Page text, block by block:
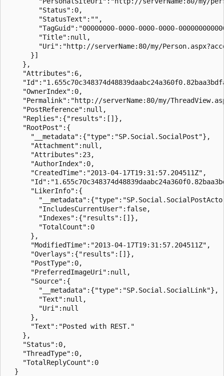
        "Status":0,
        "StatusText":"",
"TagGuid":"00000000-0000-0000-0000-
        "Title":null,
"Uri":"http://serverName:80/my/
      }]
    },
    "Attributes":6,
    "OwnerIndex":0,
"Permalink":"http://serverName:80/my/
    "PostReference":null,
    "Replies":{"results":[]},
    "RootPost":{
      "__metadata":{"type":"SP.Social.SocialPost"},
      "Attachment":null,
      "Attributes":23,
      "AuthorIndex":0,
      "CreatedTime":"2013-04-17T19:31:57.204511Z",
      "LikerInfo":{
        "IncludesCurrentUser":false,
        "Indexes":{"results":[]},
        "TotalCount":0
      },
      "ModifiedTime":"2013-04-17T19:31:57.204511Z",
      "Overlays":{"results":[]},
      "PostType":0,
      "PreferredImageUri":null,
      "Source":{
        "__metadata":{"type":"SP.Social.SocialLink"},
        "Text":null,
        "Uri":null
      },
      "Text":"Posted with REST."
    },
    "Status":0,
    "ThreadType":0,
    "TotalReplyCount":0
  }